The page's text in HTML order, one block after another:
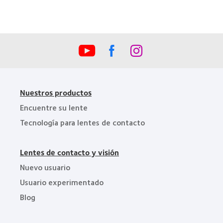
Nuestros productos
Encuentre su lente
Tecnología para lentes de contacto
Lentes de contacto y visión
Nuevo usuario
Usuario experimentado
Blog